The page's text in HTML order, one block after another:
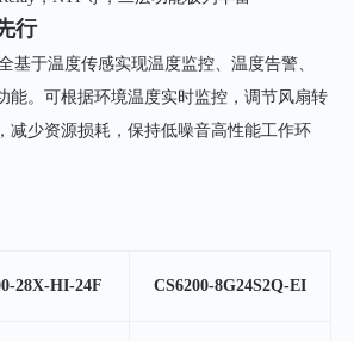
行
基于温度传感实现温度监控、温度告警、
能。可根据环境温度实时监控，调节风扇转
减少资源损耗，保持低噪音高性能工作环
28X-HI-24F CS6200-8G24S2Q-EI